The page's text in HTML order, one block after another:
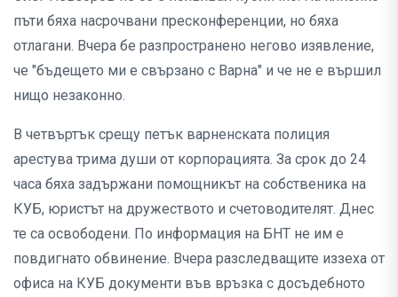
пъти бяха насрочвани пресконференции, но бяха
отлагани. Вчера бе разпространено негово изявление,
че "бъдещето ми е свързано с Варна" и че не е вършил
нищо незаконно.
В четвъртък срещу петък варненската полиция
арестува трима души от корпорацията. За срок до 24
часа бяха задържани помощникът на собственика на
КУБ, юристът на дружеството и счетоводителят. Днес
те са освободени. По информация на БНТ не им е
повдигнато обвинение. Вчера разследващите иззеха от
офиса на КУБ документи във връзка с досъдебното